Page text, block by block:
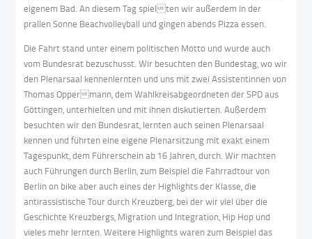
eigenem Bad. An diesem Tag spielten wir außerdem in der
prallen Sonne Beachvolleyball und gingen abends Pizza essen.
Die Fahrt stand unter einem politischen Motto und wurde auch
vom Bundesrat bezuschusst. Wir besuchten den Bundestag, wo wir
den Plenarsaal kennenlernten und uns mit zwei Assistentinnen von
Thomas Oppermann, dem Wahlkreisabgeordneten der SPD aus
Göttingen, unterhielten und mit ihnen diskutierten. Außerdem
besuchten wir den Bundesrat, lernten auch seinen Plenarsaal
kennen und führten eine eigene Plenarsitzung mit exakt einem
Tagespunkt, dem Führerschein ab 16 Jahren, durch. Wir machten
auch Führungen durch Berlin, zum Beispiel die Fahrradtour von
Berlin on bike aber auch eines der Highlights der Klasse, die
antirassistische Tour durch Kreuzberg, bei der wir viel über die
Geschichte Kreuzbergs, Migration und Integration, Hip Hop und
vieles mehr lernten. Weitere Highlights waren zum Beispiel das